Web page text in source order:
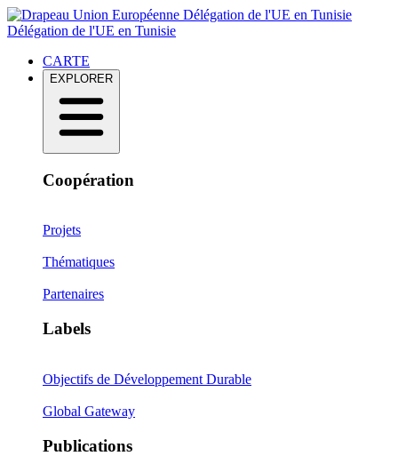
Délégation de l'UE en Tunisie
Délégation de l'UE en Tunisie
CARTE
EXPLORER
Coopération
Projets
Thématiques
Partenaires
Labels
Objectifs de Développement Durable
Global Gateway
Publications